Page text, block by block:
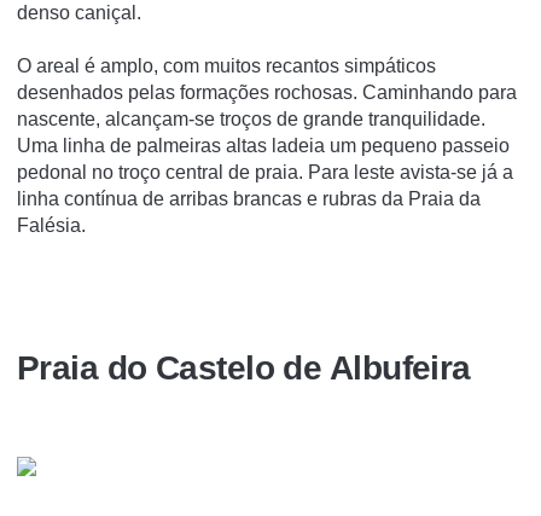
denso caniçal.
O areal é amplo, com muitos recantos simpáticos
desenhados pelas formações rochosas. Caminhando para
nascente, alcançam-se troços de grande tranquilidade.
Uma linha de palmeiras altas ladeia um pequeno passeio
pedonal no troço central de praia. Para leste avista-se já a
linha contínua de arribas brancas e rubras da Praia da
Falésia.
Praia do Castelo de Albufeira